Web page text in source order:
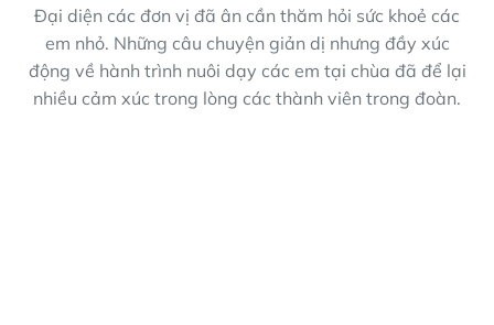
Đại diện các đơn vị đã ân cần thăm hỏi sức khoẻ các
em nhỏ. Những câu chuyện giản dị nhưng đầy xúc
động về hành trình nuôi dạy các em tại chùa đã để lại
nhiều cảm xúc trong lòng các thành viên trong đoàn.